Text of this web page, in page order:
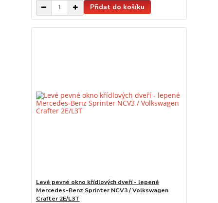
Přidat do košíku
Levé pevné okno křídlových dveří - lepené
Mercedes-Benz Sprinter NCV3 / Volkswagen
Crafter 2E/L3T